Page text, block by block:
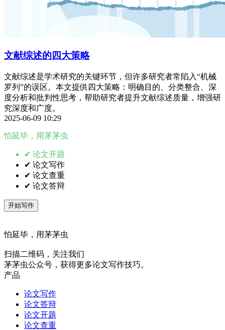
文献综述的四大策略
文献综述是学术研究的关键环节，但许多研究者常陷入“机械
罗列”的误区。本文提供四大策略：明确目的、分类整合、深
度分析和批判性思考，帮助研究者提升文献综述质量，增强研
究深度和广度。
2025-06-09 10:29
怕延毕，用茅茅虫
✔ 论文开题
✔ 论文写作
✔ 论文查重
✔ 论文答辩
开始写作
怕延毕，用茅茅虫
扫描二维码，关注我们
茅茅虫公众号，获得更多论文写作技巧。
产品
论文写作
论文答辩
论文开题
论文查重